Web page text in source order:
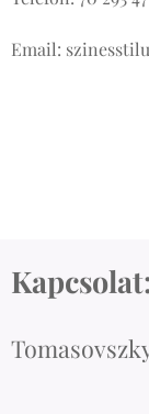
Email:
Kapcsolat: